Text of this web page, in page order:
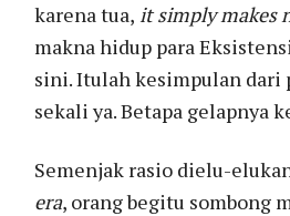
karena tua, it simply makes
makna hidup para
sini. Itulah kesimpulan dari
sekali ya. Betapa gelapnya
Semenjak rasio dielu-
era, orang begitu sombong